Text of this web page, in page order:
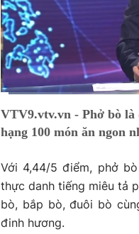
Time
VTV9.vtv.vn - Phở bò là
hạng 100 món ăn ngon
Với 4,44/5 điểm, phở
thực danh tiếng miêu tả
bò, bắp bò, đuôi bò
đinh hương.